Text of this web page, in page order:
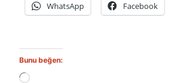
WhatsApp Facebook
Bunu beğen:
Y